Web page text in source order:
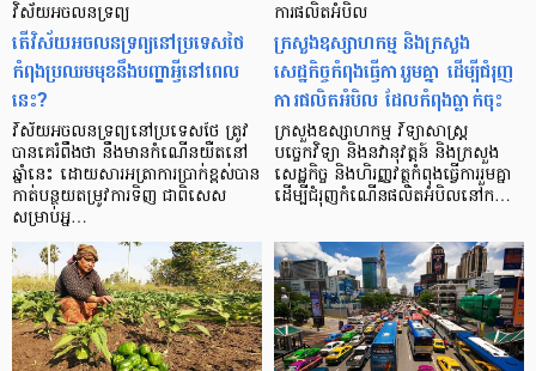
វិស័យអចលនទ្រព្យ
តើវិស័យអចលនទ្រព្យនៅប្រទេសថៃ
កំពុងប្រឈមមុខនឹងបញ្ហាអ្វីនៅពេល
នេះ?
វិស័យអចលនទ្រព្យនៅប្រទេសថៃ ត្រូវ
បានគេរំពឹងថា នឹងមានកំណើនយឺតនៅ
ឆ្នាំនេះ ដោយសារអត្រាការប្រាក់ខ្ពស់បាន
កាត់បន្ថយតម្រូវការទិញ ជាពិសេស
សម្រាប់អ្ន…
ការផលិតអំបិល
ក្រសួងឧស្សាហកម្ម និងក្រសួង
សេដ្ឋកិច្ចកំពុងធ្វើការរួមគ្នា ដើម្បីជំរុញ
ការផលិតអំបិល ដែលកំពុងធ្លាក់ចុះ
ក្រសួងឧស្សាហកម្ម វិទ្យាសាស្ត្រ
បច្ចេកវិទ្យា និងនវានុវត្តន៍ និងក្រសួង
សេដ្ឋកិច្ច និងហិរញ្ញវត្ថុកំពុងធ្វើការរួមគ្នា
ដើម្បីជំរុញកំណើនផលិតអំបិលនៅក…